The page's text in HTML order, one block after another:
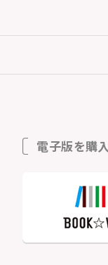
電子版を購